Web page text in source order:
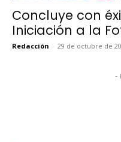
Concluye con
Iniciación a la
Redacción - 29 de octubre de
-